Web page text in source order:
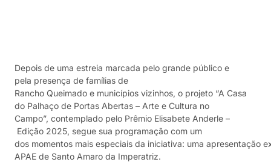
Depois de uma estreia marcada pelo grande público e
pela presença de famílias de
Rancho Queimado e municípios vizinhos, o projeto “A Casa
do Palhaço de Portas Abertas – Arte e Cultura no
Campo”, contemplado pelo Prêmio Elisabete Anderle –
Edição 2025, segue sua programação com um
dos momentos mais especiais da iniciativa: uma apresentação
APAE de Santo Amaro da Imperatriz.